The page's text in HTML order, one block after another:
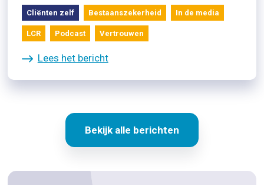
Cliënten zelf Bestaanszekerheid In de media
LCR Podcast Vertrouwen
Lees het bericht
Bekijk alle berichten